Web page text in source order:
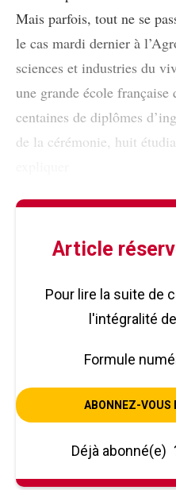
Mais parfois, tout ne se
le cas mardi dernier à
sciences et industries du
une grande école française
centaines de diplômes
de la cérémonie, huit
Article
Pour lire la suite de
l'intégralité
Formule
ABONNEZ-VOUS
Déjà abonné(e)